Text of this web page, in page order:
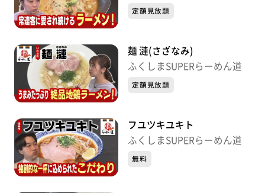
定額見放題
麺 漣(さざなみ)
ふくしまSUPERらーめん道
定額見放題
フユツキユキト
ふくしまSUPERらーめん道
無料